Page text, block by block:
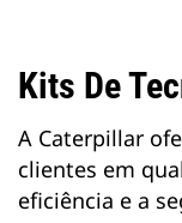
Kits De
A Caterpillar
clientes em
eficiência e a